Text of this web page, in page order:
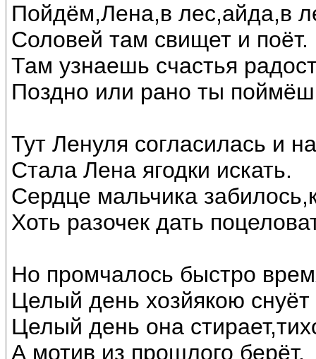
Пойдём,Лена,в лес,айда,в
Соловей там свищет и поёт.
Там узнаешь счастья
Поздно или рано ты
Тут Ленуля согласилась и
Стала Лена ягодки искать.
Сердце мальчика
Хоть разочек дать
Но промчалось быстро
Целый день хозйякою снуёт
Целый день она
А мотив из прошлого берёт.